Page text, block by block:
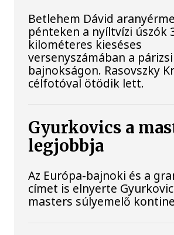
Betlehem Dávid
pénteken a nyíltvízi úszók
kilométeres kieséses
versenyszámában a
bajnokságon. Rasovszky
célfotóval ötödik lett.
Gyurkovics a
legjobbja
Az Európa-bajnoki és a
címet is elnyerte
masters súlyemelő